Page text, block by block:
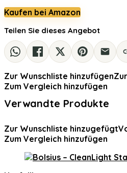
Kaufen bei Amazon
Teilen Sie dieses Angebot
Zur Wunschliste hinzufügen
Zum Vergleich hinzufügen
Verwandte Produkte
Zur Wunschliste hinzugefügt
Zum Vergleich hinzufügen